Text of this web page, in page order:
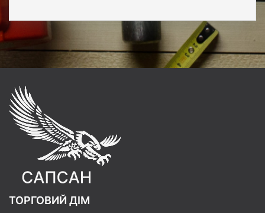
ТОРГОВИЙ ДІМ